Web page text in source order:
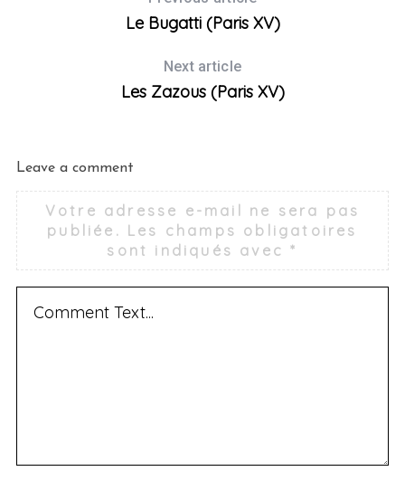
Le Bugatti (Paris XV)
Next article
Les Zazous (Paris XV)
Leave a comment
Votre adresse e-mail ne sera pas
publiée. Les champs obligatoires
sont indiqués avec*